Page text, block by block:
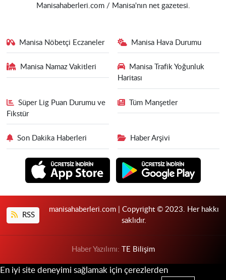
Manisahaberleri.com / Manisa'nın net gazetesi.
Manisa Nöbetçi Eczaneler Manisa Hava Durumu
Manisa Namaz Vakitleri
Manisa Trafik Yoğunluk
Haritası
Süper Lig Puan Durumu ve
Fikstür
Tüm Manşetler
Son Dakika Haberleri Haber Arşivi
RSS
manisahaberleri.com | Copyright © 2023. Her hakkı
saklıdır.
Haber Yazılımı: TE Bilişim
En iyi site deneyimi sağlamak için çerezlerden